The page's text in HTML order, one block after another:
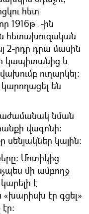
հետ
1916թ․-ին
հետախուզական
2-րդը դրա մասին
կապիտանից և
ուղարկել։
են
նման
վագոնի։
կային։
Մոտիկից
մի ամբողջ
է
էր գցել»